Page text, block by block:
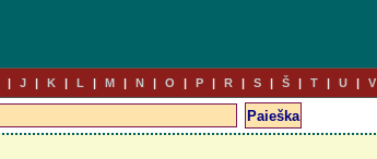
J K L M N O P R S Š T U V